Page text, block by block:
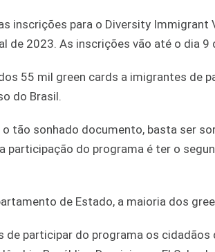
inscrições para o Diversity
de 2023. As inscrições vão até o dia 9
55 mil green cards a imigrantes de
do Brasil.
o tão sonhado documento, basta ser
participação do programa é ter o
de Estado, a maioria dos
de participar do programa os cidadãos